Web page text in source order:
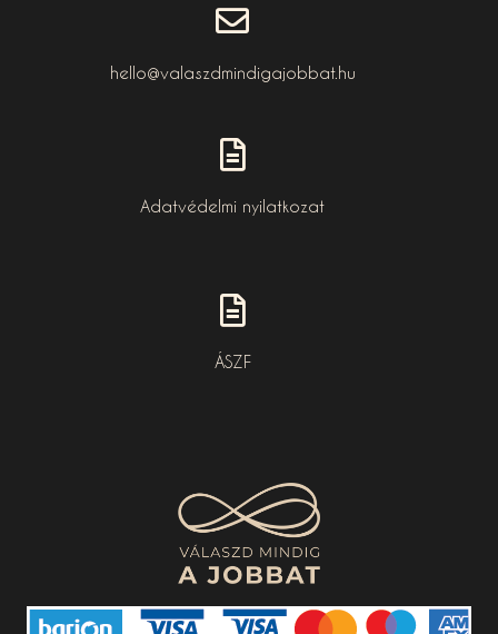
hello@valaszdmindigajobbat.hu
Adatvédelmi nyilatkozat
ÁSZF